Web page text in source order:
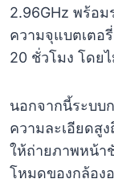
2.96GHz พร้อม
ความจุแบตเตอ
20 ชั่วโมง โดย
นอกจากนี้ระบบ
ความละเอียดสู
ให้ถ่ายภาพหน้า
โหมดของกล้อง